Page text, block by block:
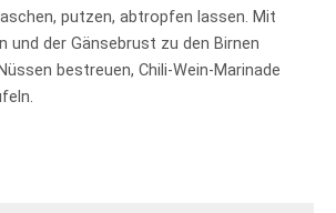
putzen, abtropfen lassen. Mit
und der Gänsebrust zu den Birnen
bestreuen, Chili-Wein-Marinade